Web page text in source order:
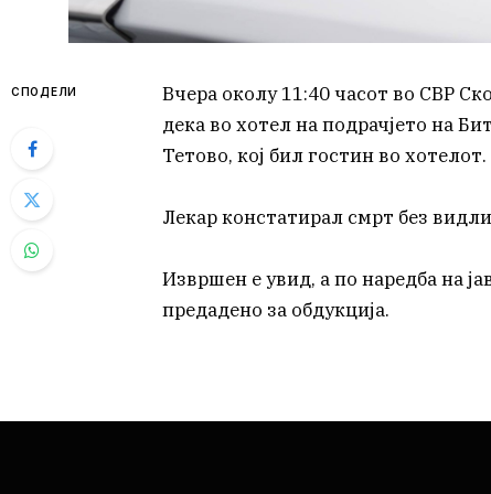
СПОДЕЛИ
Вчера околу 11:40 часот во СВР
дека во хотел на подрачјето на
Тетово, кој бил гостин во хотелот.
Лекар констатирал смрт без
Извршен е увид, а по наредба на
предадено за обдукција.